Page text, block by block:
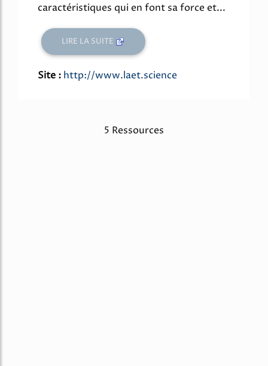
caractéristiques qui en font sa force et...
LIRE LA SUITE
Site : http://www.laet.science
5 Ressources